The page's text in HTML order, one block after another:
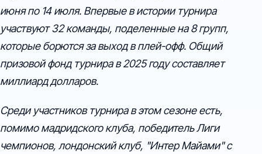
июня по 14 июля. Впервые в истории турнира
участвуют 32 команды, поделенные на 8 групп,
которые борются за выход в плей-офф. Общий
призовой фонд турнира в 2025 году составляет
миллиард долларов.
Среди участников турнира в этом сезоне есть,
помимо мадридского клуба, победитель Лиги
чемпионов, лондонский клуб, "Интер Майами" с